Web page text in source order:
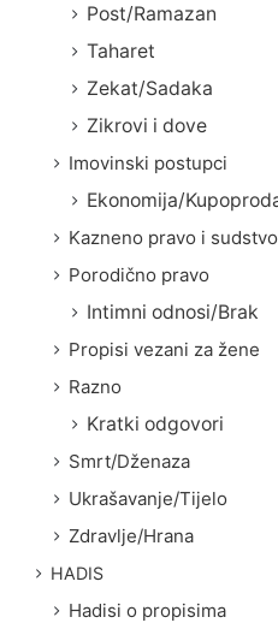
Post/Ramazan
Taharet
Zekat/Sadaka
Zikrovi i dove
Imovinski postupci
Ekonomija/
Kazneno pravo i sudstvo
Porodično pravo
Intimni odnosi/Brak
Propisi vezani za žene
Razno
Kratki odgovori
Smrt/Dženaza
Ukrašavanje/Tijelo
Zdravlje/Hrana
HADIS
Hadisi o propisima